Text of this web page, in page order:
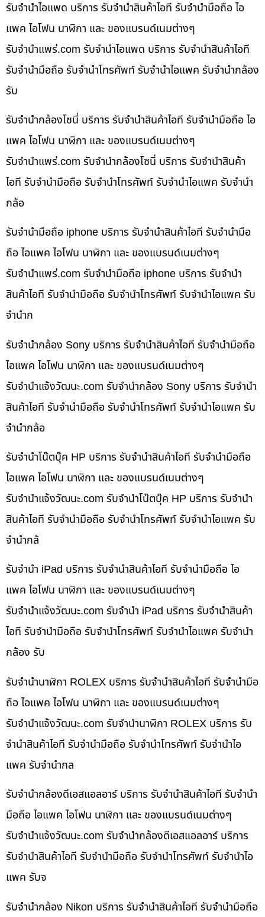
รับจำนำไอแพด บริการ รับจำนำสินค้าไอที รับจำนำมือถือ ไอ
แพค ไอโฟน นาฬิกา และ ของแบรนด์เนมต่างๆ
รับจํานําแพร่.com รับจำนำไอแพด บริการ รับจำนำสินค้าไอที
รับจำนำมือถือ รับจำนำโทรศัพท์ รับจำนำไอแพค รับจำนำกล้อง
รับ
รับจำนำกล้องโซนี่ บริการ รับจำนำสินค้าไอที รับจำนำมือถือ ไอ
แพค ไอโฟน นาฬิกา และ ของแบรนด์เนมต่างๆ
รับจํานําแพร่.com รับจำนำกล้องโซนี่ บริการ รับจำนำสินค้า
ไอที รับจำนำมือถือ รับจำนำโทรศัพท์ รับจำนำไอแพค รับจำนำ
กล้อ
รับจำนำมือถือ iphone บริการ รับจำนำสินค้าไอที รับจำนำมือ
ถือ ไอแพค ไอโฟน นาฬิกา และ ของแบรนด์เนมต่างๆ
รับจํานําแพร่.com รับจำนำมือถือ iphone บริการ รับจำนำ
สินค้าไอที รับจำนำมือถือ รับจำนำโทรศัพท์ รับจำนำไอแพค รับ
จำนำก
รับจำนำกล้อง Sony บริการ รับจำนำสินค้าไอที รับจำนำมือถือ
ไอแพค ไอโฟน นาฬิกา และ ของแบรนด์เนมต่างๆ
รับจํานําแจ้งวัฒนะ.com รับจำนำกล้อง Sony บริการ รับจำนำ
สินค้าไอที รับจำนำมือถือ รับจำนำโทรศัพท์ รับจำนำไอแพค รับ
จำนำกล้อ
รับจำนำโน๊ตบุ๊ค HP บริการ รับจำนำสินค้าไอที รับจำนำมือถือ
ไอแพค ไอโฟน นาฬิกา และ ของแบรนด์เนมต่างๆ
รับจํานําแจ้งวัฒนะ.com รับจำนำโน๊ตบุ๊ค HP บริการ รับจำนำ
สินค้าไอที รับจำนำมือถือ รับจำนำโทรศัพท์ รับจำนำไอแพค รับ
จำนำกล้
รับจำนำ iPad บริการ รับจำนำสินค้าไอที รับจำนำมือถือ ไอ
แพค ไอโฟน นาฬิกา และ ของแบรนด์เนมต่างๆ
รับจํานําแจ้งวัฒนะ.com รับจำนำ iPad บริการ รับจำนำสินค้า
ไอที รับจำนำมือถือ รับจำนำโทรศัพท์ รับจำนำไอแพค รับจำนำ
กล้อง รับ
รับจำนำนาฬิกา ROLEX บริการ รับจำนำสินค้าไอที รับจำนำมือ
ถือ ไอแพค ไอโฟน นาฬิกา และ ของแบรนด์เนมต่างๆ
รับจํานําแจ้งวัฒนะ.com รับจำนำนาฬิกา ROLEX บริการ รับ
จำนำสินค้าไอที รับจำนำมือถือ รับจำนำโทรศัพท์ รับจำนำไอ
แพค รับจำนำกล
รับจำนำกล้องดีเอสแอลอาร์ บริการ รับจำนำสินค้าไอที รับจำนำ
มือถือ ไอแพค ไอโฟน นาฬิกา และ ของแบรนด์เนมต่างๆ
รับจํานําแจ้งวัฒนะ.com รับจำนำกล้องดีเอสแอลอาร์ บริการ
รับจำนำสินค้าไอที รับจำนำมือถือ รับจำนำโทรศัพท์ รับจำนำไอ
แพค รับจ
รับจำนำกล้อง Nikon บริการ รับจำนำสินค้าไอที รับจำนำมือถือ